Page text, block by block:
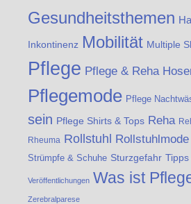
Gesundheitsthemen
Inkontinenz Mobilität Multiple
Pflege Pflege & Reha
Pflegemode Pflege
sein Pflege Shirts & Tops Reha
Rheuma Rollstuhl Rollstuhlmode
Strümpfe & Schuhe Sturzgefahr
Veröffentlichungen Was ist
Zerebralparese